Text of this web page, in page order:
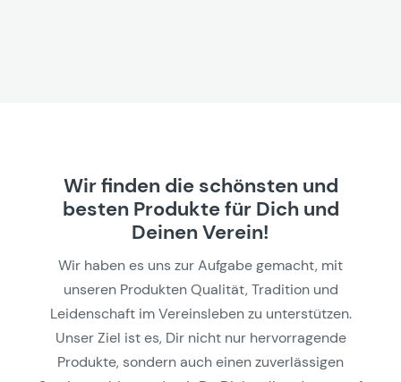
Wir finden die schönsten und
besten Produkte für Dich und
Deinen Verein!
Wir haben es uns zur Aufgabe gemacht, mit
unseren Produkten Qualität, Tradition und
Leidenschaft im Vereinsleben zu unterstützen.
Unser Ziel ist es, Dir nicht nur hervorragende
Produkte, sondern auch einen zuverlässigen